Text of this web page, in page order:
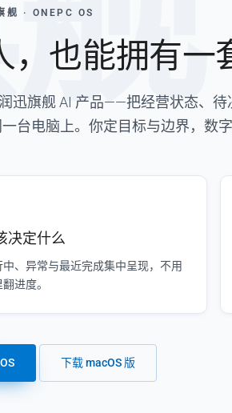
舰 · ONEPC OS
，也能拥有一
润迅旗舰 AI 产品——把经营状态、
台电脑上。你定目标与边界，数
决定什么
、异常与最近完成集中呈现，不用
进度。
下载 macOS 版